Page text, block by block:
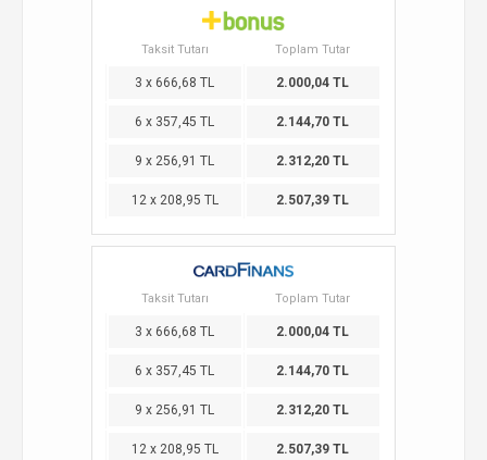
Taksit Tutarı Toplam Tutar
3 x 666,68 TL 2.000,04 TL
6 x 357,45 TL 2.144,70 TL
9 x 256,91 TL 2.312,20 TL
12 x 208,95 TL 2.507,39 TL
Taksit Tutarı Toplam Tutar
3 x 666,68 TL 2.000,04 TL
6 x 357,45 TL 2.144,70 TL
9 x 256,91 TL 2.312,20 TL
12 x 208,95 TL 2.507,39 TL